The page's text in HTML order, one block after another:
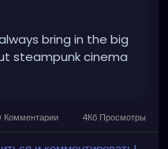
bring in the big
steampunk cinema
Комментарии 4Кб Просмотры